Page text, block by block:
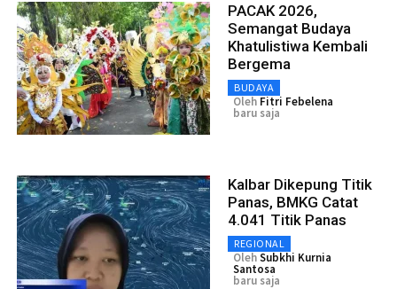
PACAK 2026,
Semangat Budaya
Khatulistiwa Kembali
Bergema
BUDAYA
Oleh Fitri Febelena
baru saja
Kalbar Dikepung Titik
Panas, BMKG Catat
4.041 Titik Panas
REGIONAL
OlehSubkhi Kurnia
Santosa
baru saja